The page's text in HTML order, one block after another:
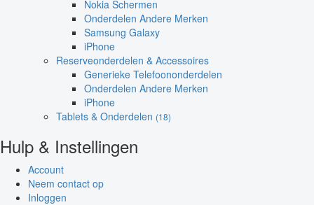
Nokia Schermen
Onderdelen Andere Merken
Samsung Galaxy
iPhone
Reserveonderdelen & Accessoires
Generieke Telefoononderdelen
Onderdelen Andere Merken
iPhone
Tablets & Onderdelen (18)
Hulp & Instellingen
Account
Neem contact op
Inloggen